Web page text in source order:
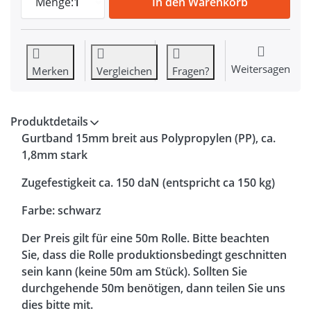
Merken Vergleichen Fragen? Weitersagen
Produktdetails
Gurtband 15mm breit aus Polypropylen (PP), ca.
1,8mm stark
Zugefestigkeit ca. 150 daN (entspricht ca 150 kg)
Farbe: schwarz
Der Preis gilt für eine 50m Rolle. Bitte beachten
Sie, dass die Rolle produktionsbedingt geschnitten
sein kann (keine 50m am Stück). Sollten Sie
durchgehende 50m benötigen, dann teilen Sie uns
dies bitte mit.